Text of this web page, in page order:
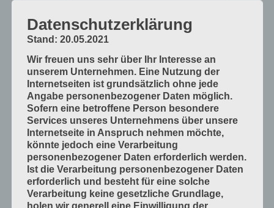
Bogen falzen
Bogen schneiden
Einbandmaterialien
Papier, Karton, Pappe, Kunststoffe
Produkte fügen
Produkte handwerklich herstellen
Produkte industriell herstellen
Technische Grundlagen
Datenschutzerklärung
Stand: 20.05.2021
Wir freuen uns sehr über Ihr Interesse an
unserem Unternehmen. Eine Nutzung der
Internetseiten ist grundsätzlich ohne jede
Angabe personenbezogener Daten möglich.
Sofern eine betroffene Person besondere
Services unseres Unternehmens über unsere
Internetseite in Anspruch nehmen möchte,
könnte jedoch eine Verarbeitung
personenbezogener Daten erforderlich werden.
Ist die Verarbeitung personenbezogener Daten
erforderlich und besteht für eine solche
Verarbeitung keine gesetzliche Grundlage,